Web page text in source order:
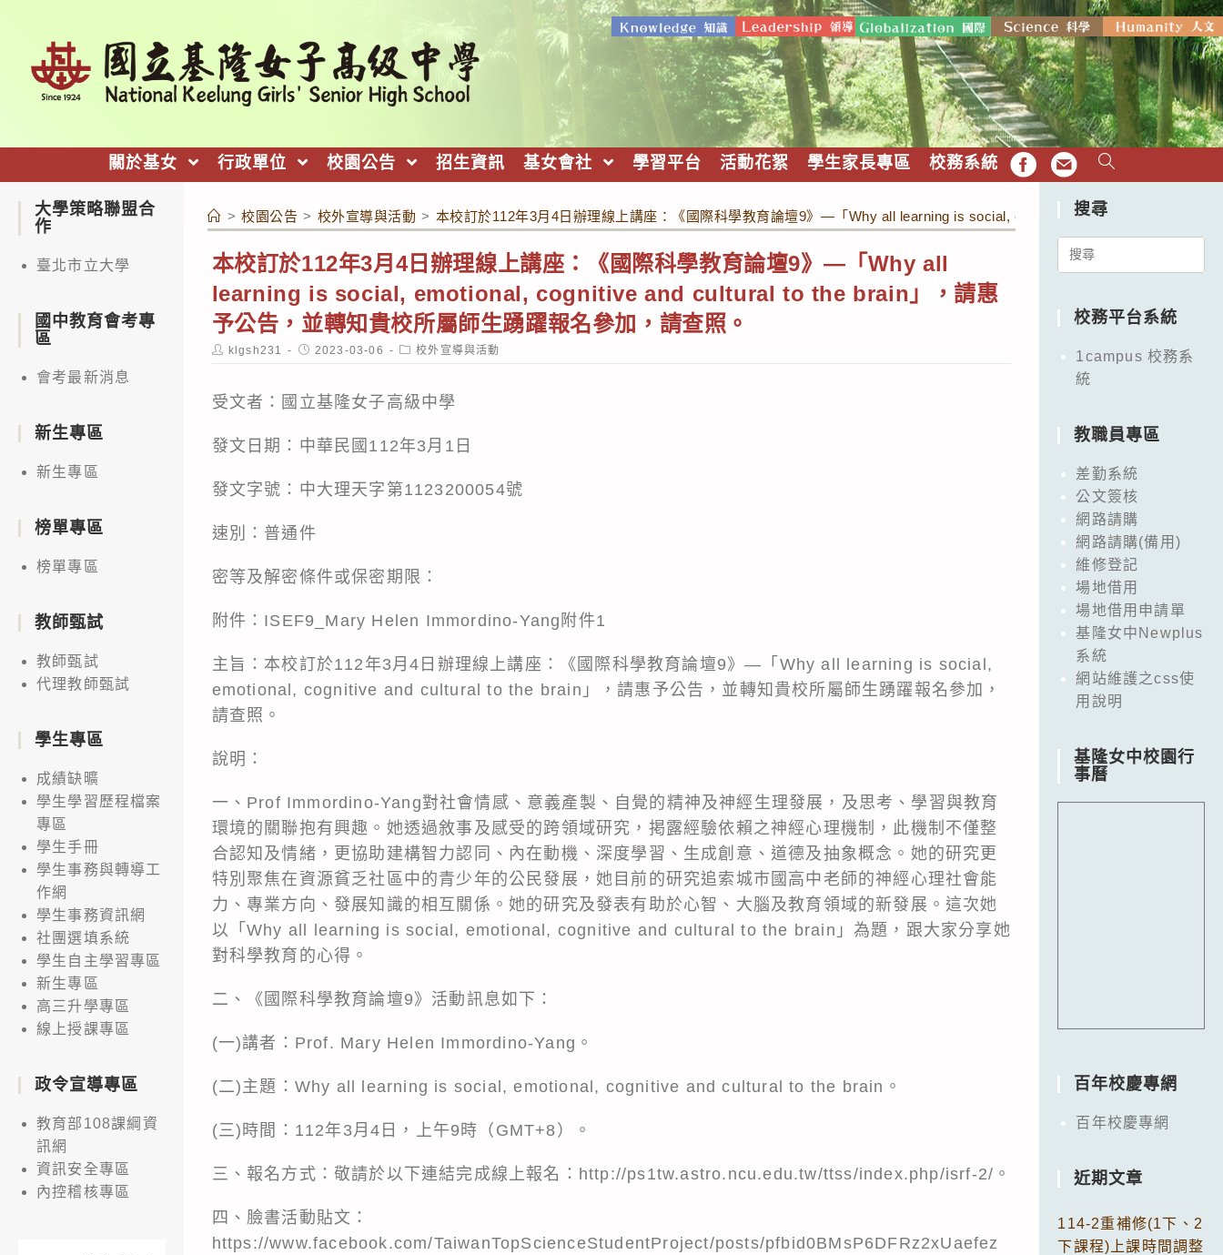
關於基女 行政單位 校園公告 招生資訊 基女會社 學習平台 活動花絮 學生家長專區 校務系統 FB EMAIL
> 校園公告 > 校外宣導與活動 > 本校訂於112年3月4日辦理線上講座：《國際科學教育論壇9》—「Why all learning is social, emotional, cognitive and
本校訂於112年3月4日辦理線上講座：《國際科學教育論壇9》—「Why all
learning is social, emotional, cognitive and cultural to the brain」，請惠
予公告，並轉知貴校所屬師生踴躍報名參加，請查照。
Post
author:
klgsh231
Post
published:
2023-03-06
Post
category:
校外宣導與活動
受文者：國立基隆女子高級中學
發文日期：中華民國112年3月1日
發文字號：中大理天字第1123200054號
速別：普通件
密等及解密條件或保密期限：
附件：ISEF9_Mary Helen Immordino-Yang附件1
主旨：本校訂於112年3月4日辦理線上講座：《國際科學教育論壇9》—「Why all learning is social,
emotional, cognitive and cultural to the brain」，請惠予公告，並轉知貴校所屬師生踴躍報名參加，
請查照。
說明：
一、Prof Immordino-Yang對社會情感、意義產製、自覺的精神及神經生理發展，及思考、學習與教育
環境的關聯抱有興趣。她透過敘事及感受的跨領域研究，掲露經驗依賴之神經心理機制，此機制不僅整
合認知及情緒，更協助建構智力認同、內在動機、深度學習、生成創意、道德及抽象概念。她的研究更
特別聚焦在資源貧乏社區中的青少年的公民發展，她目前的研究追索城巿國高中老師的神經心理社會能
力、專業方向、發展知識的相互關係。她的研究及發表有助於心智、大腦及教育領域的新發展。這次她
以「Why all learning is social, emotional, cognitive and cultural to the brain」為題，跟大家分享她
對科學教育的心得。
二、《國際科學教育論壇9》活動訊息如下：
(一)講者：Prof. Mary Helen Immordino-Yang。
(二)主題：Why all learning is social, emotional, cognitive and cultural to the brain。
(三)時間：112年3月4日，上午9時（GMT+8）。
三、報名方式：敬請於以下連結完成線上報名：http://ps1tw.astro.ncu.edu.tw/ttss/index.php/isrf-2/。
四、臉書活動貼文：
https://www.facebook.com/TaiwanTopScienceStudentProject/posts/pfbid0BMsP6DFRz2xUaefez
大學策略聯盟合
作
臺北市立大學
國中教育會考專
區
會考最新消息
新生專區
新生專區
榜單專區
榜單專區
教師甄試
教師甄試
代理教師甄試
學生專區
成績缺曠
學生學習歷程檔案
專區
學生手冊
學生事務與轉導工
作網
學生事務資訊網
社團選填系統
學生自主學習專區
新生專區
高三升學專區
線上授課專區
政令宣導專區
教育部108課綱資
訊網
資訊安全專區
內控稽核專區
搜尋
Search
校務平台系統
1campus 校務系
統
教職員專區
差勤系統
公文簽核
網路請購
網路請購(備用)
維修登記
場地借用
場地借用申請單
基隆女中Newplus
系統
網站維護之css使
用說明
基隆女中校園行
事曆
百年校慶專網
百年校慶專網
近期文章
114-2重補修(1下、2
下課程)上課時間調整